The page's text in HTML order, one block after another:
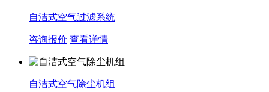
自洁式空气过滤系统
咨询报价 查看详情
自洁式空气除尘机组